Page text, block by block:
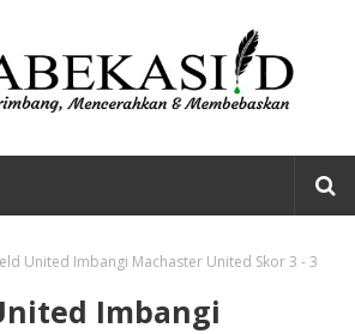
United Imbangi Machaster United Skor 3 - 3
Imbangi